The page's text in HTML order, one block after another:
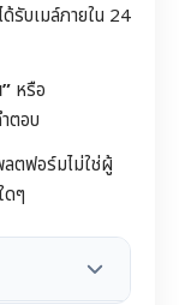
ด้รับเมล์ภายใน 24
หรือ
ตอบ
ตฟอร์มไม่ใช่ผู้
ดๆ